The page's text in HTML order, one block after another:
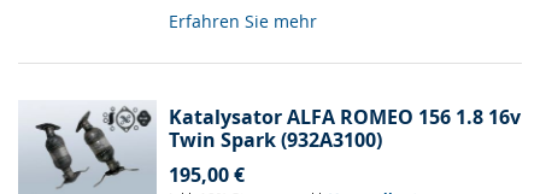
Erfahren Sie mehr
Katalysator ALFA ROMEO 156 1.8 16v
Twin Spark (932A3100)
195,00 €